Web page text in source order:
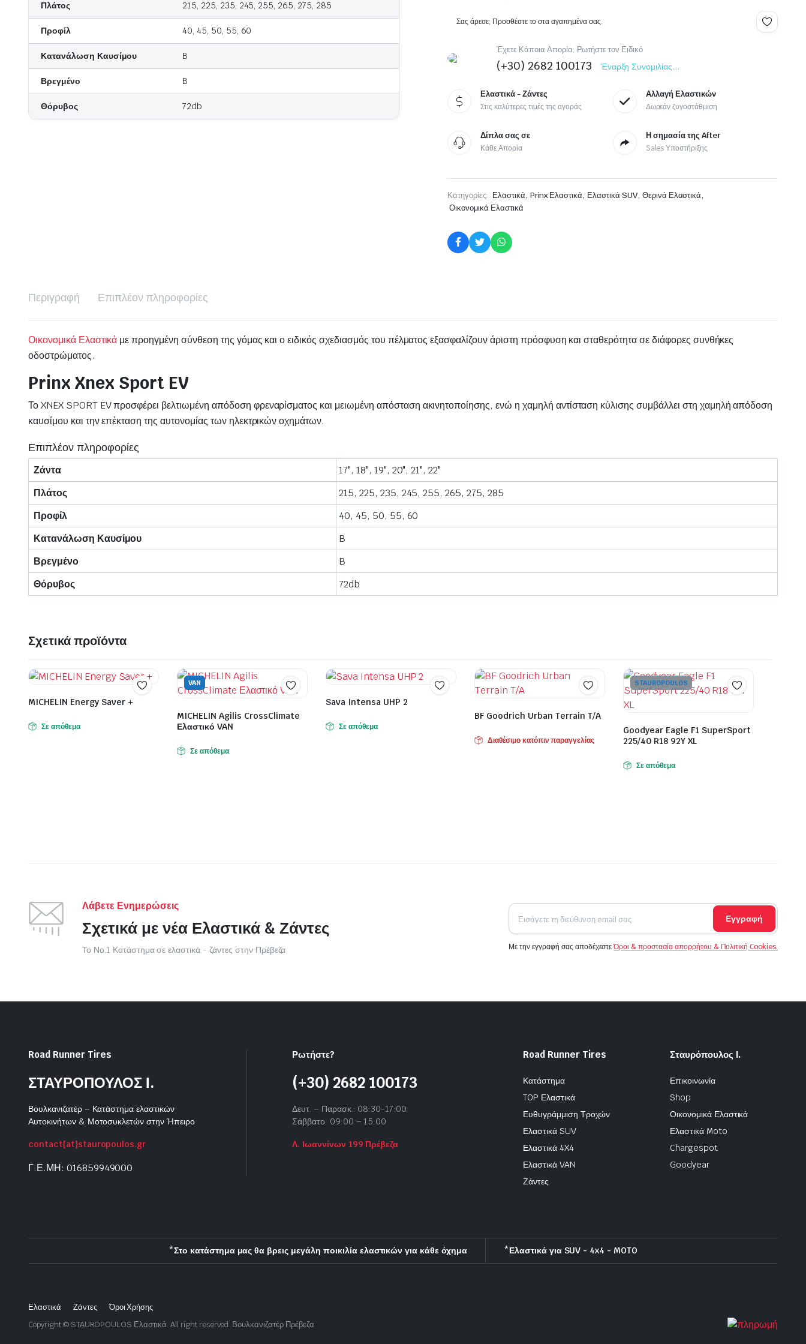
Goodride
Laufenn
Uniroyal
NEXEN
Πλάτος 215, 225, 235, 245, 255, 265, 275, 285
Προφίλ 40, 45, 50, 55, 60
Κατανάλωση Καυσίμου B
Βρεγμένο B
Θόρυβος 72db
Σας άρεσε; Προσθέστε το στα αγαπημένα σας.
Έχετε Κάποια Απορία; Ρωτήστε τον Ειδικό
(+30) 2682 100173 Έναρξη Συνομιλίας...
Ελαστικά - Ζάντες
Στις καλύτερες τιμές της αγοράς
Αλλαγή Ελαστικών
Δωρεάν ζυγοστάθμιση
Δίπλα σας σε
Κάθε Απορία
Η σημασία της After
Sales Υποστήριξης
Κατηγορίες: Ελαστικά, Prinx Ελαστικά, Ελαστικά SUV, Θερινά Ελαστικά,
Οικονομικά Ελαστικά
Περιγραφή Επιπλέον πληροφορίες
Οικονομικά Ελαστικά με προηγμένη σύνθεση της γόμας και ο ειδικός σχεδιασμός του πέλματος εξασφαλίζουν άριστη πρόσφυση και σταθερότητα σε διάφορες συνθήκες
οδοστρώματος.
Prinx Xnex Sport EV
Το XNEX SPORT EV προσφέρει βελτιωμένη απόδοση φρεναρίσματος και μειωμένη απόσταση ακινητοποίησης, ενώ η χαμηλή αντίσταση κύλισης συμβάλλει στη χαμηλή απόδοση
καυσίμου και την επέκταση της αυτονομίας των ηλεκτρικών οχημάτων.
Επιπλέον πληροφορίες
Ζάντα
17", 18", 19", 20", 21", 22"
Πλάτος
215, 225, 235, 245, 255, 265, 275, 285
Προφίλ
40, 45, 50, 55, 60
Κατανάλωση Καυσίμου
B
Βρεγμένο
B
Θόρυβος
72db
Σχετικά προϊόντα
MICHELIN Energy Saver +
Σε απόθεμα
VAN
MICHELIN Agilis CrossClimate
Ελαστικό VAN
Σε απόθεμα
Sava Intensa UHP 2
Σε απόθεμα
BF Goodrich Urban Terrain T/A
Διαθέσιμο κατόπιν παραγγελίας
STAUROPOULOS
Goodyear Eagle F1 SuperSport
225/40 R18 92Y XL
Σε απόθεμα
Λάβετε Ενημερώσεις
Σχετικά με νέα Ελαστικά & Ζάντες
Το Νο.1 Κατάστημα σε ελαστικά - ζάντες στην Πρέβεζα
Εγγραφή
Με την εγγραφή σας αποδέχεστεΌροι & προστασία απορρήτου & Πολιτική Cookies.
Road Runner Tires
ΣΤΑΥΡΟΠΟΥΛΟΣ Ι.
Βουλκανιζατέρ – Κατάστημα ελαστικών
Αυτοκινήτων & Μοτοσυκλετών στην Ήπειρο
contact{at}stauropoulos.gr
Γ.Ε.ΜΗ: 016859949000
Ρωτήστε?
(+30) 2682 100173
Δευτ. – Παρασκ.: 08:30-17:00
Σάββατο: 09:00 – 15:00
Λ. Ιωαννίνων 199 Πρέβεζα
Road Runner Tires
Κατάστημα
TOP Ελαστικά
Ευθυγράμμιση Τροχών
Ελαστικά SUV
Ελαστικά 4X4
Ελαστικά VAN
Ζάντες
Σταυρόπουλος Ι.
Επικοινωνία
Shop
Οικονομικά Ελαστικά
Ελαστικά Moto
Chargespot
Goodyear
*Στο κατάστημα μας θα βρεις μεγάλη ποικιλία ελαστικών για κάθε όχημα *Ελαστικά για SUV - 4x4 - MOTO
Ελαστικά Ζάντες
Όροι Χρήσης
Copyright © STAUROPOULOS Ελαστικά. All right reserved. Βουλκανιζατέρ Πρέβεζα